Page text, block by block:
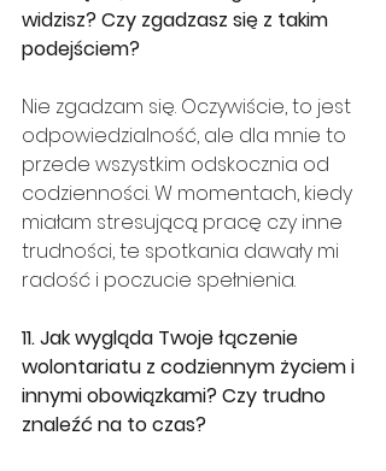
widzisz? Czy zgadzasz się z takim
podejściem?
Nie zgadzam się. Oczywiście, to jest
odpowiedzialność, ale dla mnie to
przede wszystkim odskocznia od
codzienności. W momentach, kiedy
miałam stresującą pracę czy inne
trudności, te spotkania dawały mi
radość i poczucie spełnienia.
11. Jak wygląda Twoje łączenie
wolontariatu z codziennym życiem i
innymi obowiązkami? Czy trudno
znaleźć na to czas?